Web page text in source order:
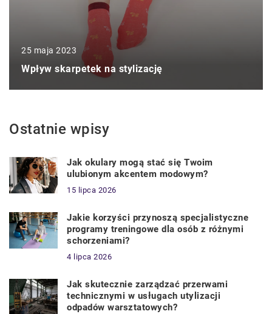
25 maja 2023
Wpływ skarpetek na stylizację
Ostatnie wpisy
Jak okulary mogą stać się Twoim
ulubionym akcentem modowym?
15 lipca 2026
Jakie korzyści przynoszą specjalistyczne
programy treningowe dla osób z różnymi
schorzeniami?
4 lipca 2026
Jak skutecznie zarządzać przerwami
technicznymi w usługach utylizacji
odpadów warsztatowych?